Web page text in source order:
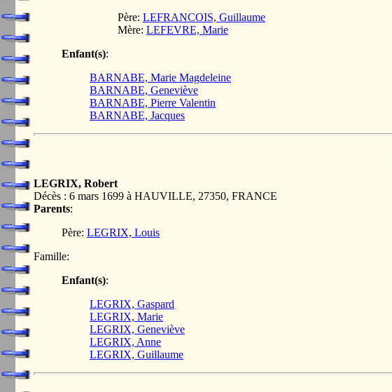
Père: LEFRANCOIS, Guillaume
Mère: LEFEVRE, Marie
Enfant(s):
BARNABE, Marie Magdeleine
BARNABE, Geneviève
BARNABE, Pierre Valentin
BARNABE, Jacques
LEGRIX, Robert
Décès : 6 mars 1699 à HAUVILLE, 27350, FRANCE
Parents:
Père: LEGRIX, Louis
Famille:
Enfant(s):
LEGRIX, Gaspard
LEGRIX, Marie
LEGRIX, Geneviève
LEGRIX, Anne
LEGRIX, Guillaume